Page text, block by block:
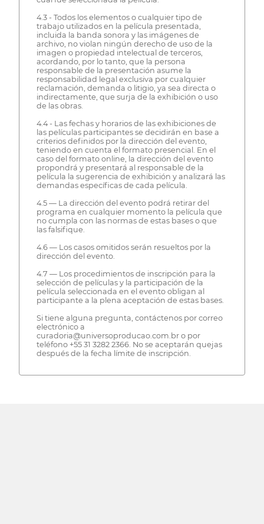
4.3 - Todos los elementos o cualquier tipo de
trabajo utilizados en la película presentada,
incluida la banda sonora y las imágenes de
archivo, no violan ningún derecho de uso de la
imagen o propiedad intelectual de terceros,
acordando, por lo tanto, que la persona
responsable de la presentación asume la
responsabilidad legal exclusiva por cualquier
reclamación, demanda o litigio, ya sea directa o
indirectamente, que surja de la exhibición o uso
de las obras.
4.4 - Las fechas y horarios de las exhibiciones de
las películas participantes se decidirán en base a
criterios definidos por la dirección del evento,
teniendo en cuenta el formato presencial. En el
caso del formato online, la dirección del evento
propondrá y presentará al responsable de la
película la sugerencia de exhibición y analizará las
demandas específicas de cada película.
4.5 — La dirección del evento podrá retirar del
programa en cualquier momento la película que
no cumpla con las normas de estas bases o que
las falsifique.
4.6 — Los casos omitidos serán resueltos por la
dirección del evento.
4.7 — Los procedimientos de inscripción para la
selección de películas y la participación de la
película seleccionada en el evento obligan al
participante a la plena aceptación de estas bases.
Si tiene alguna pregunta, contáctenos por correo
electrónico a
curadoria@universoproducao.com.br o por
teléfono +55 31 3282 2366. No se aceptarán quejas
después de la fecha límite de inscripción.